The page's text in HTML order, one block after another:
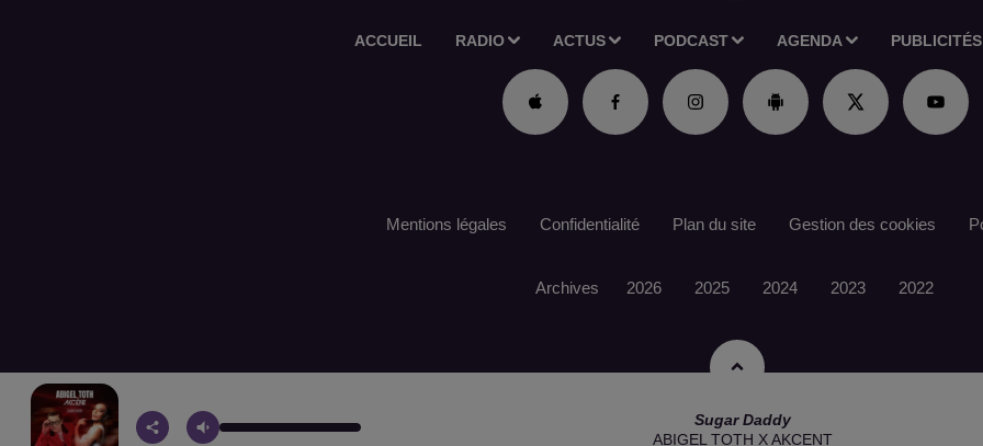
ACCUEIL RADIO ACTUS PODCAST AGENDA PUBLICITÉS
Sugar Daddy
ABIGEL TOTH X AKCENT
Mentions légales Confidentialité Plan du site Gestion des cookies
Archives 2026 2025 2024 2023 2022